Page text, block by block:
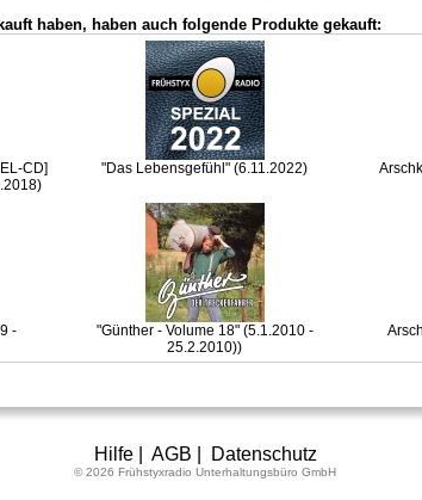
haben, haben auch folgende Produkte gekauft:
CD]
"Das Lebensgefühl" (6.11.2022)
-
"Günther - Volume 18" (5.1.2010 -
25.2.2010))
Hilfe| AGB Datenschutz
© 2026 Frühstyxradio Unterhaltungsbüro GmbH